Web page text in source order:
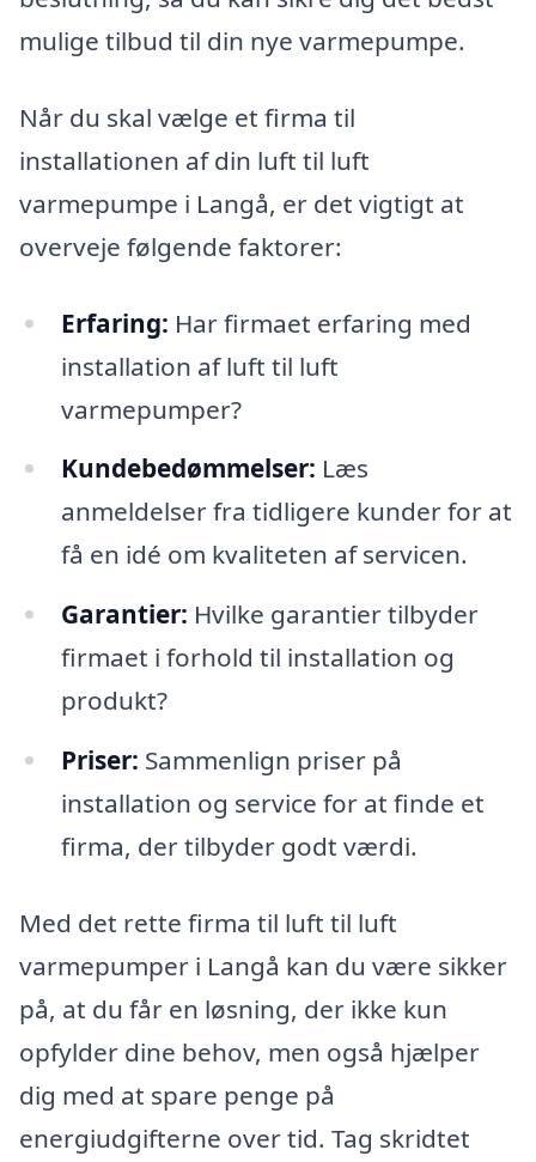
mulige tilbud til din nye varmepumpe.
Når du skal vælge et firma til
installationen af din luft til luft
varmepumpe i Langå, er det vigtigt at
overveje følgende faktorer:
Erfaring: Har firmaet erfaring med
installation af luft til luft
varmepumper?
Kundebedømmelser: Læs
anmeldelser fra tidligere kunder for at
få en idé om kvaliteten af servicen.
Garantier: Hvilke garantier tilbyder
firmaet i forhold til installation og
produkt?
Priser: Sammenlign priser på
installation og service for at finde et
firma, der tilbyder godt værdi.
Med det rette firma til luft til luft
varmepumper i Langå kan du være sikker
på, at du får en løsning, der ikke kun
opfylder dine behov, men også hjælper
dig med at spare penge på
energiudgifterne over tid. Tag skridtet